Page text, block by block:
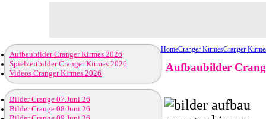
HomeCranger KirmesCranger
Aufbaubilder
Aufbaubilder Cranger Kirmes 2026
Spielzeitbilder Cranger Kirmes 2026
Videos Cranger Kirmes 2026
Bilder Crange 07.Juni 26
Bilder Crange 08.Juni 26